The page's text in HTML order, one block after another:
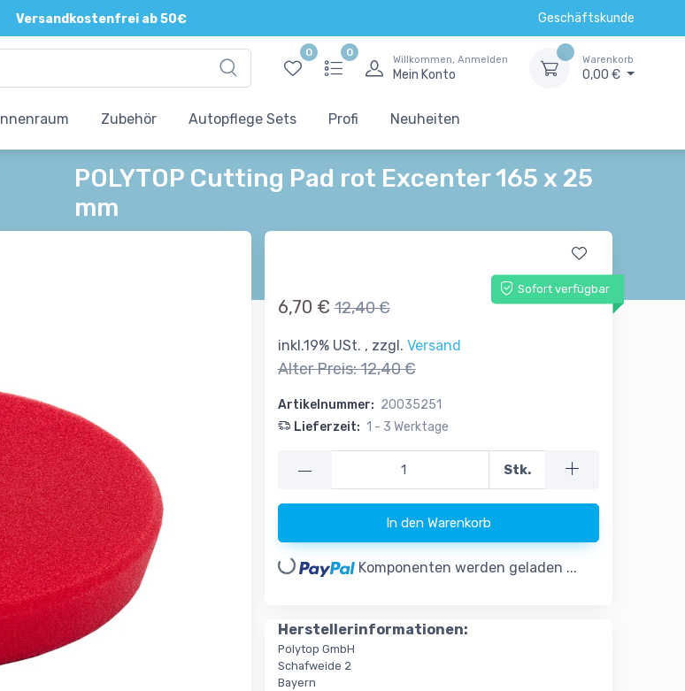
Versandkostenfrei ab 50€ Geschäftskunde
0 0
Willkommen, Anmelden
Mein Konto
Warenkorb
0,00 €
Innenraum Zubehör Autopflege Sets Profi Neuheiten
POLYTOP Cutting Pad rot Excenter 165 x 25
mm
Sofort verfügbar
6,70 € 12,40 €
inkl.19% USt. , zzgl. Versand
Alter Preis:12,40 €
Artikelnummer: 20035251
Lieferzeit: 1 - 3 Werktage
— Stk.
In den Warenkorb
Loading... Komponenten werden geladen ...
Herstellerinformationen:
Polytop GmbH
Schafweide 2
Bayern